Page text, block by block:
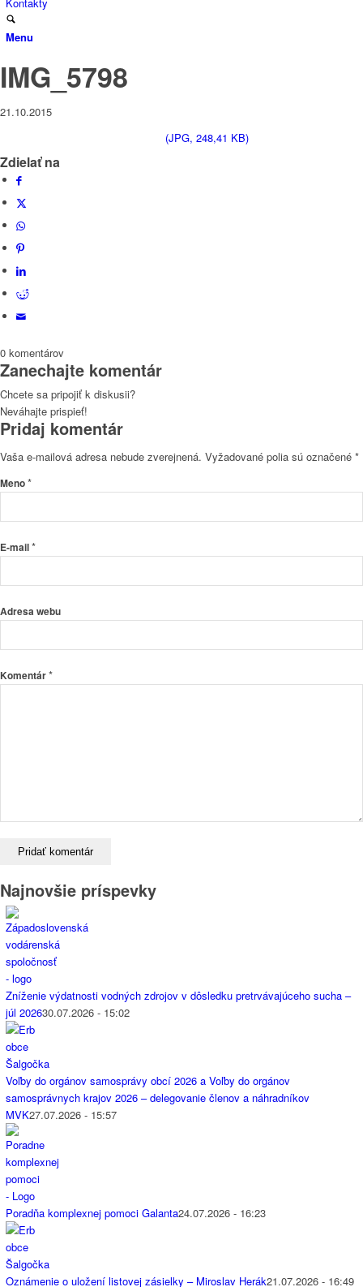
Menu
IMG_5798
21.10.2015
(JPG, 248,41 KB)
Zdielať na
0 komentárov
Zanechajte komentár
Chcete sa pripojiť k diskusii?
Neváhajte prispieť!
Pridaj komentár
Vaša e-mailová adresa nebude zverejnená. Vyžadované polia sú označené *
Meno*
E-mail*
Adresa webu
Komentár*
Najnovšie príspevky
Zníženie výdatnosti vodných zdrojov v dôsledku pretrvávajúceho sucha –
júl 202630.07.2026 - 15:02
Voľby do orgánov samosprávy obcí 2026 a Voľby do orgánov
samosprávnych krajov 2026 – delegovanie členov a náhradníkov
MVK27.07.2026 - 15:57
Poradňa komplexnej pomoci Galanta24.07.2026 - 16:23
Oznámenie o uložení listovej zásielky – Miroslav Herák21.07.2026 - 16:49